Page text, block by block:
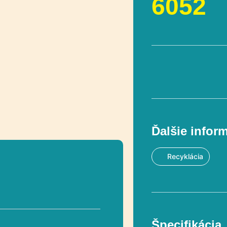
6052
Ďalšie
Recyklácia